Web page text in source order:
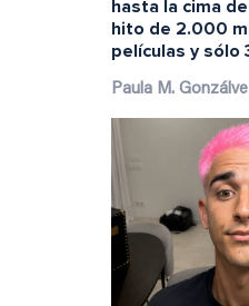
hasta la cima
hito de 2.000
películas y sólo
Paula M.